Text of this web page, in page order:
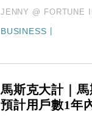
JENNY @ FORTUNE
BUSINESS
馬斯克大計｜
預計用戶數1年